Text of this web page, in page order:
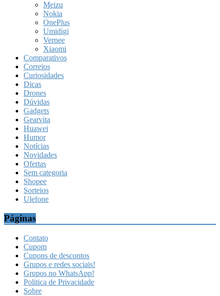
Meizu
Nokia
OnePlus
Umidigi
Vernee
Xiaomi
Comparativos
Correios
Curiosidades
Dicas
Drones
Dúvidas
Gadgets
Gearvita
Huawei
Humor
Notícias
Novidades
Ofertas
Sem categoria
Shopee
Sorteios
Ulefone
Páginas
Contato
Cupom
Cupons de descontos
Grupos e redes sociais!
Grupos no WhatsApp!
Politica de Privacidade
Sobre